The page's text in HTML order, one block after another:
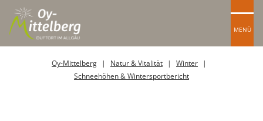
MENÜ
Oy-Mittelberg Natur & Vitalität
Winter
Schneehöhen & Wintersportbericht